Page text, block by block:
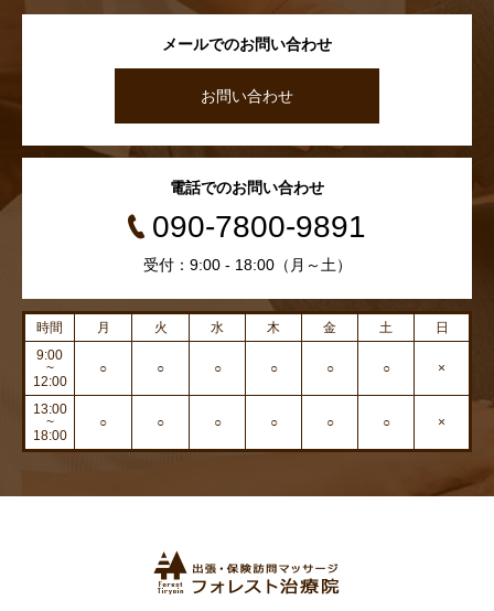
メールでのお問い合わせ
お問い合わせ
電話でのお問い合わせ
090-7800-9891
受付：9:00 - 18:00（月～土）
時間 月 火 水 木 金 土
日
9:00
~
12:00
○ ○ ○ ○ ○ ○ ×
13:00
~
18:00
○ ○ ○ ○ ○ ○ ×